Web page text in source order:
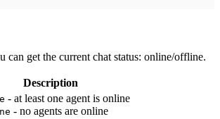
can get the current chat status: online/offline.
Description
- at least one agent is online
- no agents are online